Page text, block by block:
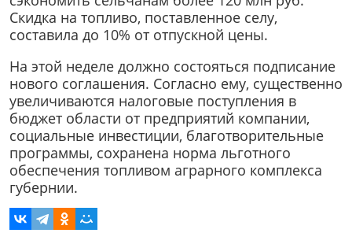
Скидка на топливо, поставленное селу,
составила до 10% от отпускной цены.
На этой неделе должно состояться подписание
нового соглашения. Согласно ему, существенно
увеличиваются налоговые поступления в
бюджет области от предприятий компании,
социальные инвестиции, благотворительные
программы, сохранена норма льготного
обеспечения топливом аграрного комплекса
губернии.